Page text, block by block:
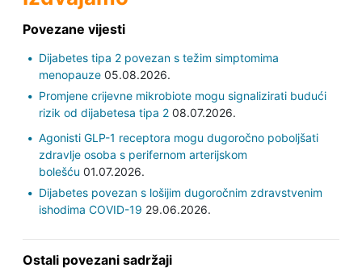
Povezane vijesti
Dijabetes tipa 2 povezan s težim simptomima
menopauze05.08.2026.
Promjene crijevne mikrobiote mogu signalizirati budući
rizik od dijabetesa tipa 208.07.2026.
Agonisti GLP-1 receptora mogu dugoročno poboljšati
zdravlje osoba s perifernom arterijskom
bolešću 01.07.2026.
Dijabetes povezan s lošijim dugoročnim zdravstvenim
ishodima COVID-19 29.06.2026.
Ostali povezani sadržaji